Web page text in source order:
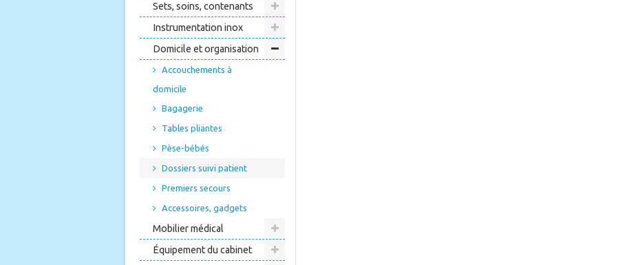
Sets, soins, contenants
Instrumentation inox
Domicile et organisation
Accouchements à
domicile
Bagagerie
Tables pliantes
Pèse-bébés
Dossiers suivi patient
Premiers secours
Accessoires, gadgets
Mobilier médical
Équipement du cabinet